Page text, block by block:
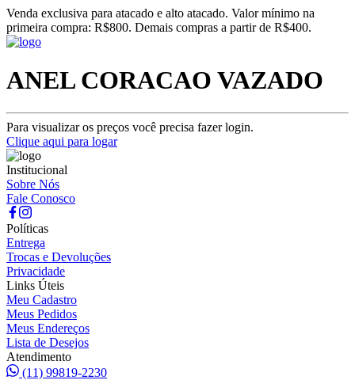
Venda exclusiva para atacado e alto atacado. Valor mínimo na
primeira compra: R$800. Demais compras a partir de R$400.
ANEL CORACAO VAZADO
Para visualizar os preços você precisa fazer login.
Clique aqui para logar
Institucional
Sobre Nós
Fale Conosco
Políticas
Entrega
Trocas e Devoluções
Privacidade
Links Úteis
Meu Cadastro
Meus Pedidos
Meus Endereços
Lista de Desejos
Atendimento
(11) 99819-2230